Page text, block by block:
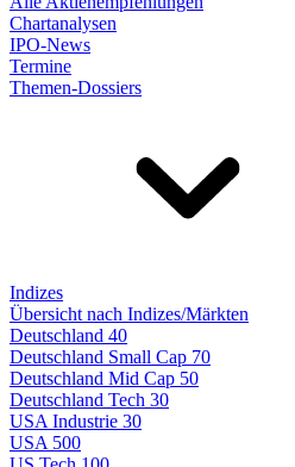
Chartanalysen
IPO-News
Termine
Themen-Dossiers
Indizes
Übersicht nach Indizes/Märkten
Deutschland 40
Deutschland Small Cap 70
Deutschland Mid Cap 50
Deutschland Tech 30
USA Industrie 30
USA 500